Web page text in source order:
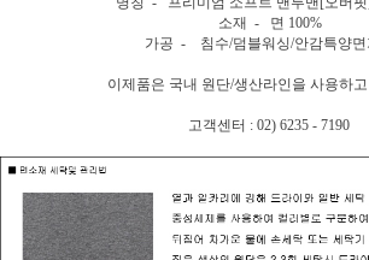
소재 - 면 100%
가공 - 침수/덤블워싱/안감특양면
이제품은 국내 원단/생산라인을 사용하고
고객센터 : 02) 6235 - 7190